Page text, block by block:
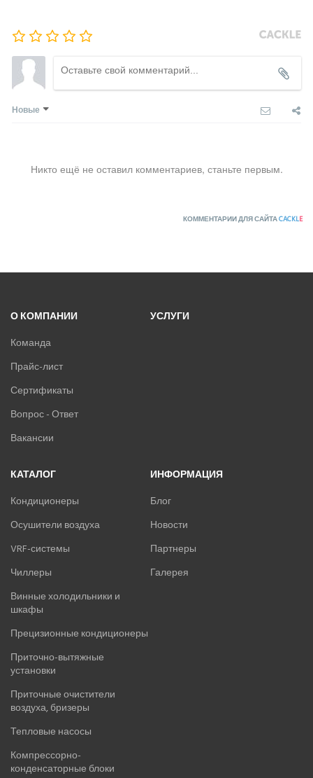
Новые
Никто ещё не оставил комментариев, станьте первым.
КОММЕНТАРИИ ДЛЯ САЙТАCACKLE
О КОМПАНИИ
Команда
Прайс-лист
Сертификаты
Вопрос - Ответ
Вакансии
УСЛУГИ
КАТАЛОГ
Кондиционеры
Осушители воздуха
VRF-системы
Чиллеры
Винные холодильники и
шкафы
Прецизионные кондиционеры
Приточно-вытяжные
установки
Приточные очистители
воздуха, бризеры
Тепловые насосы
Компрессорно-
конденсаторные блоки
ИНФОРМАЦИЯ
Блог
Новости
Партнеры
Галерея